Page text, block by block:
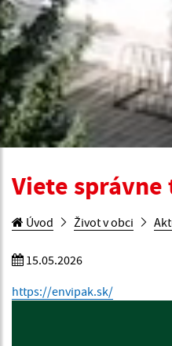
Viete
Úvod Život v obci
15.05.2026
https://envipak.sk/